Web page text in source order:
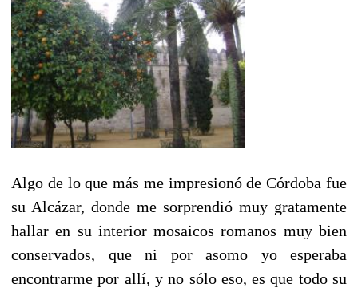
Algo de lo que más me impresionó de Córdoba fue
su Alcázar, donde me sorprendió muy gratamente
hallar en su interior mosaicos romanos muy bien
conservados, que ni por asomo yo esperaba
encontrarme por allí, y no sólo eso, es que todo su